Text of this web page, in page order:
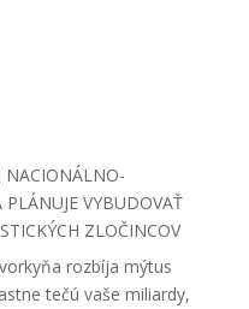
NACIONÁLNO-
PLÁNUJE VYBUDOVAŤ
ZLOČINCOV
rozbíja mýtus
tečú vaše miliardy,